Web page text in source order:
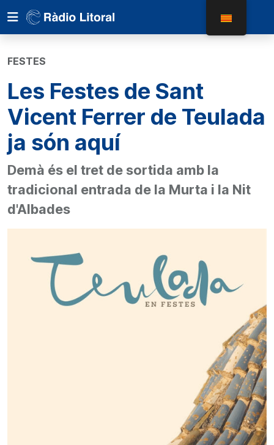
FESTES
Les Festes de Sant
Vicent Ferrer de Teulada
ja són aquí
Demà és el tret de sortida amb la
tradicional entrada de la Murta i la Nit
d'Albades